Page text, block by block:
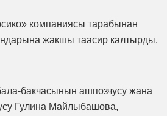
компаниясы тарабынан
жакшы таасир калтырды.
бакчасынын ашпозчусу жана
Гулина Майлыбашова,